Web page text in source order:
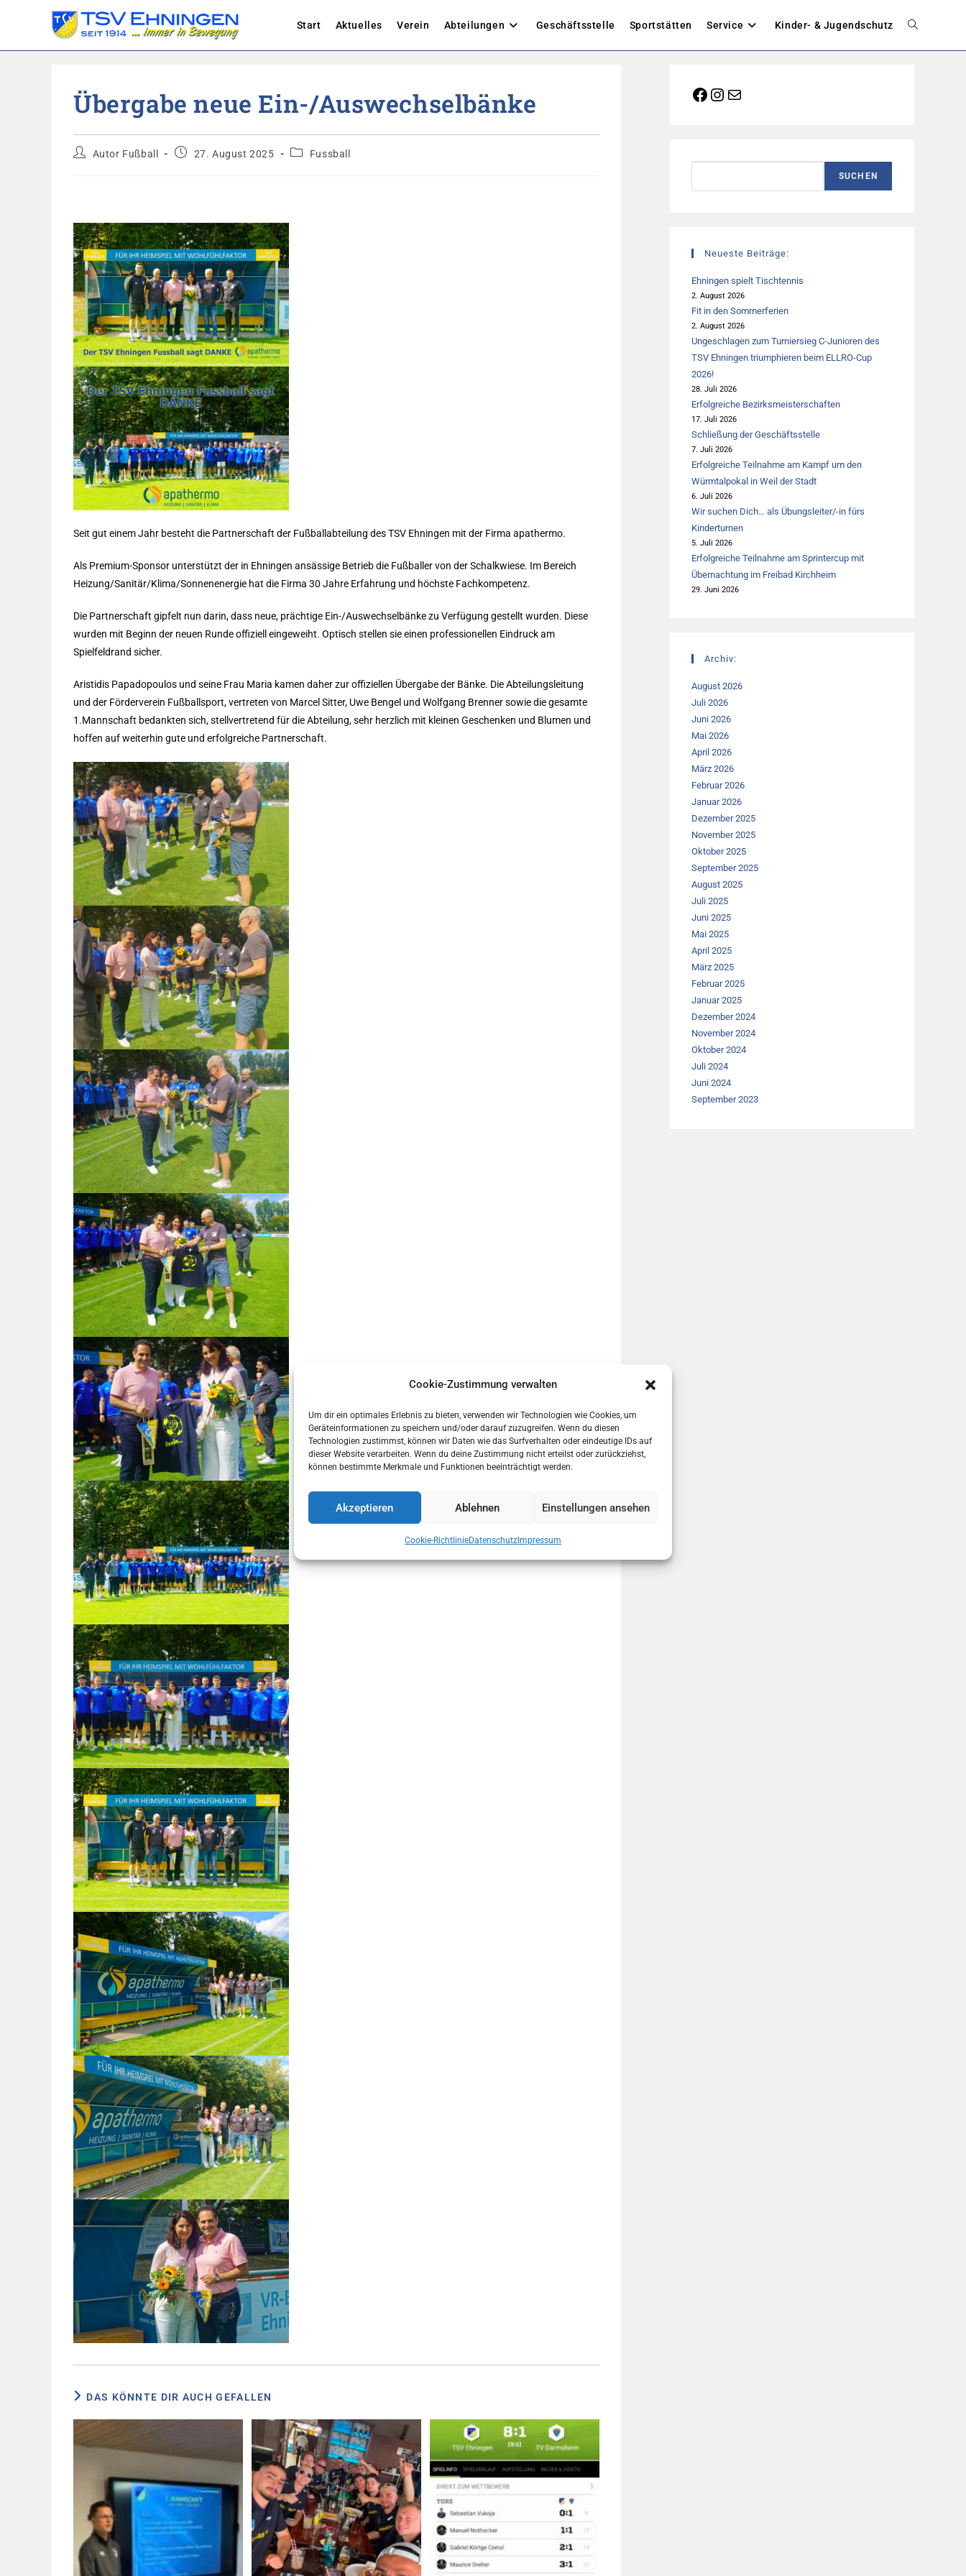
Cookie-Zustimmung verwalten
Um dir ein optimales Erlebnis zu bieten, verwenden wir Technologien wie Cookies, um
Geräteinformationen zu speichern und/oder darauf zuzugreifen. Wenn du diesen
Technologien zustimmst, können wir Daten wie das Surfverhalten oder eindeutige IDs auf
dieser Website verarbeiten. Wenn du deine Zustimmung nicht erteilst oder zurückziehst,
können bestimmte Merkmale und Funktionen beeinträchtigt werden.
Akzeptieren Ablehnen Einstellungen ansehen
Cookie-RichtlinieDatenschutzImpressum
Start Aktuelles Verein Abteilungen Geschäftsstelle Sportstätten Service Kinder- & Jugendschutz Website-
Übergabe neue Ein-/Auswechselbänke
Beitrags-
Autor Fußball
Beitrag27. August 2025
Beitrags-
Fussball
Seit gut einem Jahr besteht die Partnerschaft der Fußballabteilung des TSV Ehningen mit der Firma apathermo.
Als Premium-Sponsor unterstützt der in Ehningen ansässige Betrieb die Fußballer von der Schalkwiese. Im Bereich
Heizung/Sanitär/Klima/Sonnenenergie hat die Firma 30 Jahre Erfahrung und höchste Fachkompetenz.
Die Partnerschaft gipfelt nun darin, dass neue, prächtige Ein-/Auswechselbänke zu Verfügung gestellt wurden. Diese
wurden mit Beginn der neuen Runde offiziell eingeweiht. Optisch stellen sie einen professionellen Eindruck am
Spielfeldrand sicher.
Aristidis Papadopoulos und seine Frau Maria kamen daher zur offiziellen Übergabe der Bänke. Die Abteilungsleitung
und der Förderverein Fußballsport, vertreten von Marcel Sitter, Uwe Bengel und Wolfgang Brenner sowie die gesamte
1.Mannschaft bedankten sich, stellvertretend für die Abteilung, sehr herzlich mit kleinen Geschenken und Blumen und
hoffen auf weiterhin gute und erfolgreiche Partnerschaft.
DAS KÖNNTE DIR AUCH GEFALLEN
Facebook
Instagram
E-Mail
SUCHEN
Neueste Beiträge:
Ehningen spielt Tischtennis
2. August 2026
Fit in den Sommerferien
2. August 2026
Ungeschlagen zum Turniersieg C-Junioren des
TSV Ehningen triumphieren beim ELLRO-Cup
2026!
28. Juli 2026
Erfolgreiche Bezirksmeisterschaften
17. Juli 2026
Schließung der Geschäftsstelle
7. Juli 2026
Erfolgreiche Teilnahme am Kampf um den
Würmtalpokal in Weil der Stadt
6. Juli 2026
Wir suchen Dich… als Übungsleiter/-in fürs
Kinderturnen
5. Juli 2026
Erfolgreiche Teilnahme am Sprintercup mit
Übernachtung im Freibad Kirchheim
29. Juni 2026
Archiv:
August 2026
Juli 2026
Juni 2026
Mai 2026
April 2026
März 2026
Februar 2026
Januar 2026
Dezember 2025
November 2025
Oktober 2025
September 2025
August 2025
Juli 2025
Juni 2025
Mai 2025
April 2025
März 2025
Februar 2025
Januar 2025
Dezember 2024
November 2024
Oktober 2024
Juli 2024
Juni 2024
September 2023